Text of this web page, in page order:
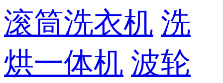
滚筒洗衣机 洗
烘一体机 波轮